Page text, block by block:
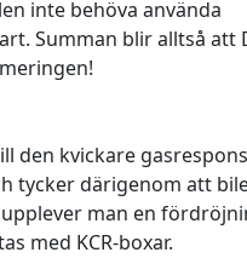
inte behöva använda
Summan blir alltså att
den kvickare gasrespons
tycker därigenom att
man en
med KCR-boxar.